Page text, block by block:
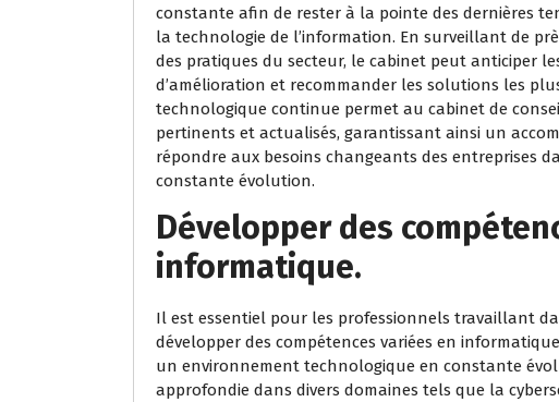
constante afin de rester à la pointe des dernières
la technologie de l’information. En surveillant de
des pratiques du secteur, le cabinet peut anticiper
d’amélioration et recommander les solutions les
technologique continue permet au cabinet de
pertinents et actualisés, garantissant ainsi un
répondre aux besoins changeants des entreprises
constante évolution.
Développer des
informatique.
Il est essentiel pour les professionnels travaillant
développer des compétences variées en
un environnement technologique en constante
approfondie dans divers domaines tels que la